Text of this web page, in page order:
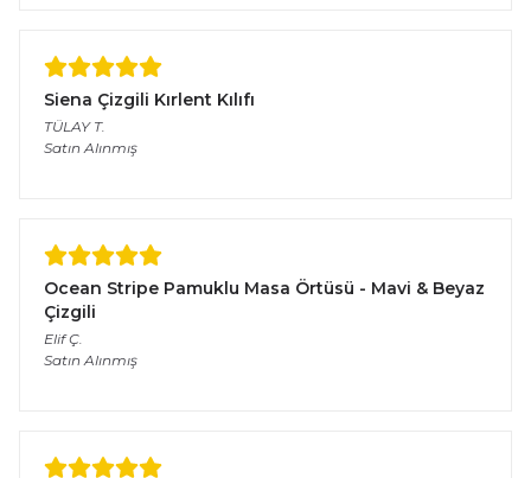
Siena Çizgili Kırlent Kılıfı
TÜLAY T.
Satın Alınmış
Ocean Stripe Pamuklu Masa Örtüsü - Mavi & Beyaz
Çizgili
Elif Ç.
Satın Alınmış